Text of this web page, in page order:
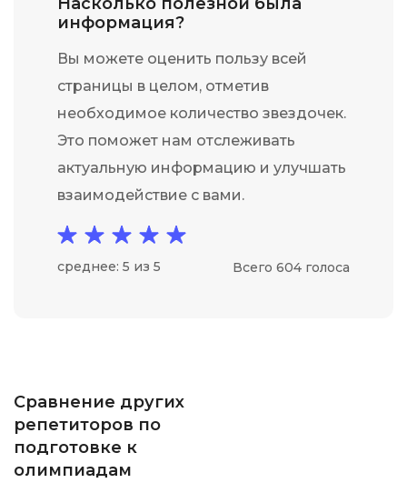
информация?
Вы можете оценить пользу всей
страницы в целом, отметив
необходимое количество звездочек.
Это поможет нам отслеживать
актуальную информацию и улучшать
взаимодействие с вами.
среднее: 5 из 5 Всего 604 голоса
Сравнение других
репетиторов по
подготовке к
олимпиадам